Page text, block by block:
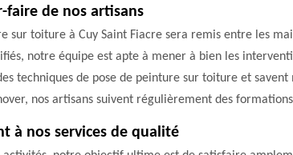
faire de nos artisans
sur toiture à Cuy Saint Fiacre sera remis entre les
notre équipe est apte à mener à bien les
techniques de pose de peinture sur toiture et
nos artisans suivent régulièrement des
à nos services de qualité